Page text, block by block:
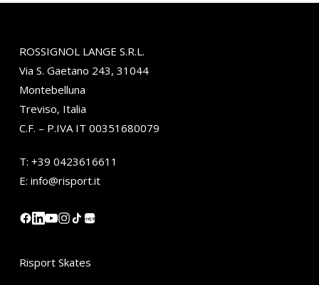
ROSSIGNOL LANGE S.R.L.
Via S. Gaetano 243, 31044
Montebelluna
Treviso, Italia
C.F. – P.IVA IT 00351680079
T: +39 0423616611
E: info@risport.it
小红书
Risport Skates